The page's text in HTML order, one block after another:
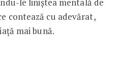
contează cu adevărat,
mai bună.